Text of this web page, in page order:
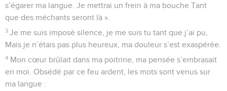
s’égarer ma langue. Je mettrai un frein à ma bouche Tant
que des méchants seront là ».
3 Je me suis imposé silence, je me suis tu tant que j’ai pu,
Mais je n’étais pas plus heureux, ma douleur s’est exaspérée.
4 Mon cœur brûlait dans ma poitrine, ma pensée s’embrasait
en moi. Obsédé par ce feu ardent, les mots sont venus sur
ma langue :